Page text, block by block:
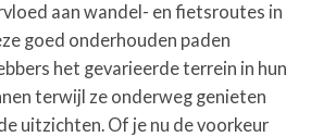
aan wandel- en fietsroutes in
goed onderhouden paden
het gevarieerde terrein in hun
terwijl ze onderweg genieten
uitzichten. Of je nu de voorkeur